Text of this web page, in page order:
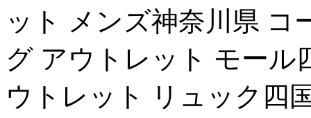
ット メンズ神奈川県 コ
グ アウトレット モール
ウトレット リュック四